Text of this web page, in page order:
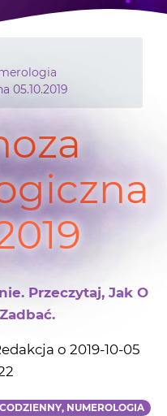
05.10.2019
Przeczytaj, Jak O
o 2019-10-05
NUMEROLOGIA